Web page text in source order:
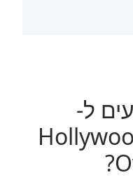
ל-